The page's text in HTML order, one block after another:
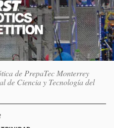
de PrepaTec Monterrey
de Ciencia y Tecnología del